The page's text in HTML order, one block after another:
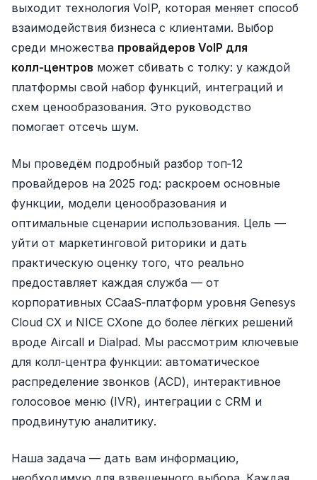
выходит технология VoIP, которая меняет способ
взаимодействия бизнеса с клиентами. Выбор
среди множества провайдеров VoIP для
колл‑центров может сбивать с толку: у каждой
платформы свой набор функций, интеграций и
схем ценообразования. Это руководство
помогает отсечь шум.
Мы проведём подробный разбор топ‑12
провайдеров на 2025 год: раскроем основные
функции, модели ценообразования и
оптимальные сценарии использования. Цель —
уйти от маркетинговой риторики и дать
практическую оценку того, что реально
предоставляет каждая служба — от
корпоративных CCaaS‑платформ уровня Genesys
Cloud CX и NICE CXone до более лёгких решений
вроде Aircall и Dialpad. Мы рассмотрим ключевые
для колл‑центра функции: автоматическое
распределение звонков (ACD), интерактивное
голосовое меню (IVR), интеграции с CRM и
продвинутую аналитику.
Наша задача — дать вам информацию,